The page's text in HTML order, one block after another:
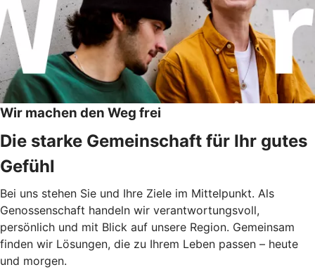
Wir machen den Weg frei
Die starke Gemeinschaft für Ihr gutes
Gefühl
Bei uns stehen Sie und Ihre Ziele im Mittelpunkt. Als
Genossenschaft handeln wir verantwortungsvoll,
persönlich und mit Blick auf unsere Region. Gemeinsam
finden wir Lösungen, die zu Ihrem Leben passen – heute
und morgen.